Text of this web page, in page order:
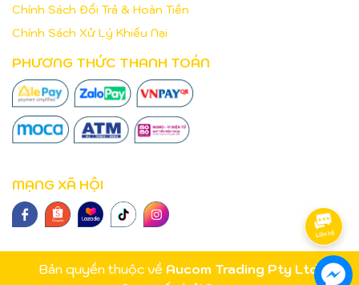
Chính Sách Đổi Trả & Hoàn Tiền
Chính Sách Xử Lý Khiếu Nại
PHƯƠNG THỨC THANH TOÁN
MẠNG XÃ HỘI
Bản quyền thuộc về Aucom Trading Pty Ltd.